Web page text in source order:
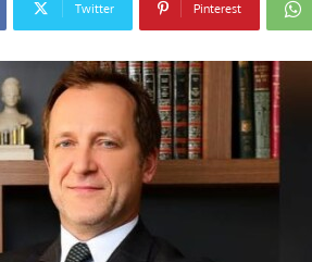
Twitter Pinterest